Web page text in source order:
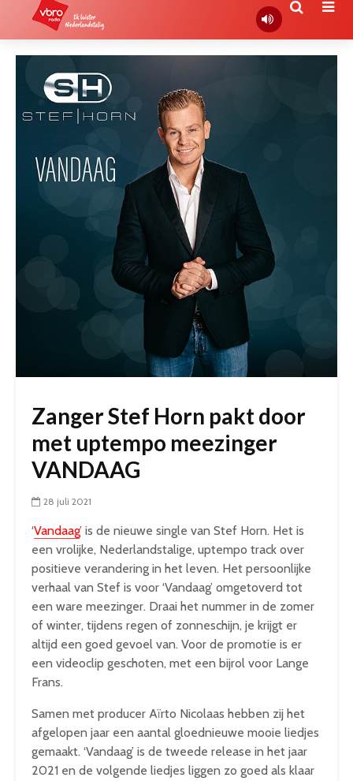
Zanger Stef Horn pakt door
met uptempo meezinger
VANDAAG
28 juli 2021
‘Vandaag’ is de nieuwe single van Stef Horn. Het is
een vrolijke, Nederlandstalige, uptempo track over
positieve verandering in het leven. Het persoonlijke
verhaal van Stef is voor ‘Vandaag’ omgetoverd tot
een ware meezinger. Draai het nummer in de zomer
of winter, tijdens regen of zonneschijn, je krijgt er
altijd een goed gevoel van. Voor de promotie is er
een videoclip geschoten, met een bijrol voor Lange
Frans.
Samen met producer Aïrto Nicolaas hebben zij het
afgelopen jaar een aantal gloednieuwe mooie liedjes
gemaakt. ‘Vandaag’ is de tweede release in het jaar
2021 en de volgende liedjes liggen zo goed als klaar